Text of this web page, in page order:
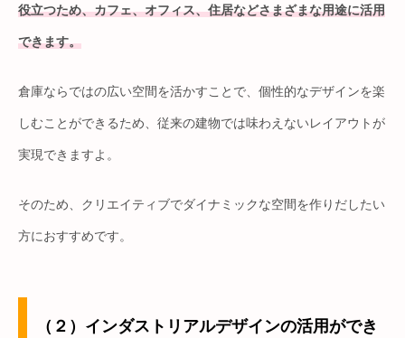
役立つため、カフェ、オフィス、住居などさまざまな用途に活用
できます。
倉庫ならではの広い空間を活かすことで、個性的なデザインを楽
しむことができるため、従来の建物では味わえないレイアウトが
実現できますよ。
そのため、クリエイティブでダイナミックな空間を作りだしたい
方におすすめです。
（２）インダストリアルデザインの活用ができ